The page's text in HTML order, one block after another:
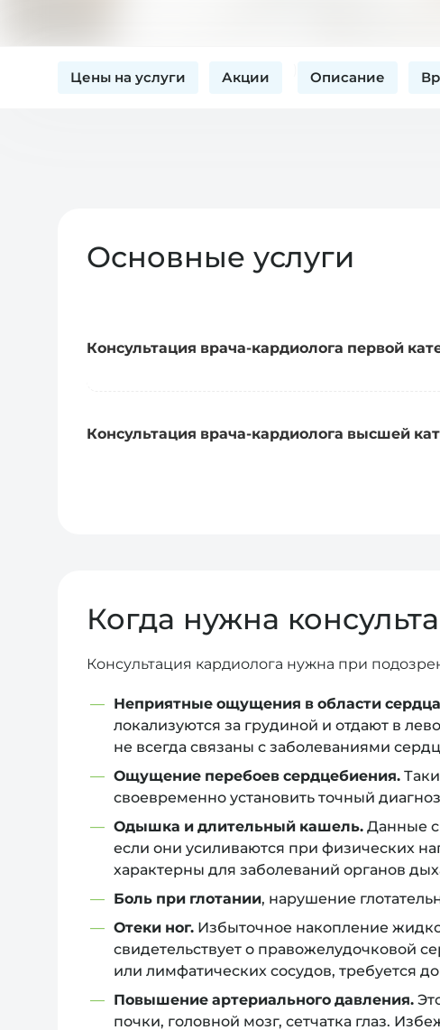
Цены на услуги Акции Описание
Основные услуги
Консультация врача-кардиолога первой
Консультация врача-кардиолога высшей
Когда нужна
Консультация кардиолога нужна при
Неприятные ощущения в области
локализуются за грудиной и отдают в
не всегда связаны с заболеваниями
Ощущение перебоев сердцебиения.
своевременно установить точный
Одышка и длительный кашель. Данные
если они усиливаются при физических
характерны для заболеваний органов
Боль при глотании, нарушение
Отеки ног. Избыточное накопление
свидетельствует о правожелудочковой
или лимфатических сосудов, требуется
Повышение артериального давления.
почки, головной мозг, сетчатка глаз.